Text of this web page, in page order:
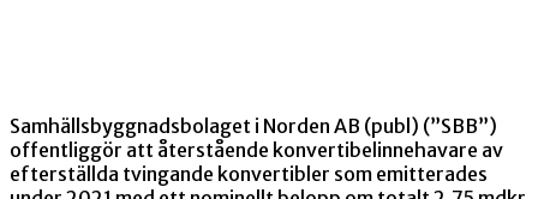
Samhällsbyggnadsbolaget i Norden AB (publ) (”SBB”)
offentliggör att återstående konvertibelinnehavare av
efterställda tvingande konvertibler som emitterades